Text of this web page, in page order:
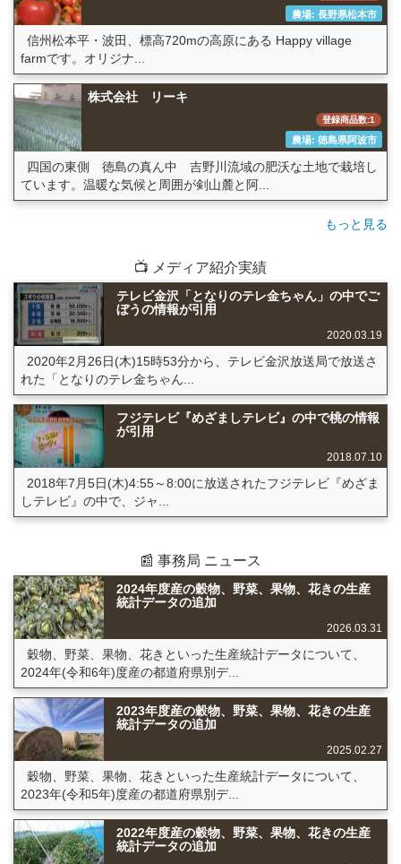
農場: 長野県松本市
信州松本平・波田、標高720mの高原にある Happy village
farmです。オリジナ...
株式会社 リーキ
登録商品数:1
農場: 徳島県阿波市
四国の東側 徳島の真ん中 吉野川流域の肥沃な土地で栽培し
ています。温暖な気候と周囲が剣山麓と阿...
もっと見る
📺 メディア紹介実績
テレビ金沢「となりのテレ金ちゃん」の中でご
ぼうの情報が引用
2020.03.19
2020年2月26日(木)15時53分から、テレビ金沢放送局で放送さ
れた「となりのテレ金ちゃん...
フジテレビ『めざましテレビ』の中で桃の情報
が引用
2018.07.10
2018年7月5日(木)4:55～8:00に放送されたフジテレビ『めざま
しテレビ』の中で、ジャ...
📰 事務局 ニュース
2024年度産の穀物、野菜、果物、花きの生産
統計データの追加
2026.03.31
穀物、野菜、果物、花きといった生産統計データについて、
2024年(令和6年)度産の都道府県別デ...
2023年度産の穀物、野菜、果物、花きの生産
統計データの追加
2025.02.27
穀物、野菜、果物、花きといった生産統計データについて、
2023年(令和5年)度産の都道府県別デ...
2022年度産の穀物、野菜、果物、花きの生産
統計データの追加